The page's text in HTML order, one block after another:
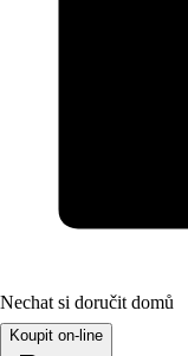
Nechat si doručit domů
Koupit on-line